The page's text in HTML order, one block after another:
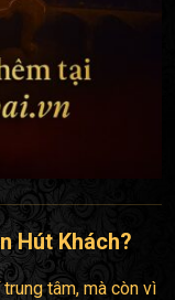
Hút Khách?
tâm, mà còn vì